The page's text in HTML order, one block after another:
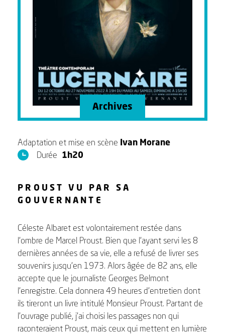
Archives
Adaptation et mise en scène Ivan Morane
Durée 1h20
PROUST VU PAR SA
GOUVERNANTE
Céleste Albaret est volontairement restée dans
l’ombre de Marcel Proust. Bien que l’ayant servi les 8
dernières années de sa vie, elle a refusé de livrer ses
souvenirs jusqu’en 1973. Alors âgée de 82 ans, elle
accepte que le journaliste Georges Belmont
l’enregistre. Cela donnera 49 heures d’entretien dont
ils tireront un livre intitulé Monsieur Proust. Partant de
l’ouvrage publié, j’ai choisi les passages non qui
raconteraient Proust, mais ceux qui mettent en lumière